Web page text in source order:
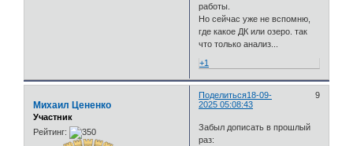
работы.
Но сейчас уже не вспомню,
где какое ДК или озеро. так
что только анализ...
+1
Поделиться 9
18-09-
2025 05:08:43
Михаил Цененко
Участник
Рейтинг:
Забыл дописать в прошлый
раз: